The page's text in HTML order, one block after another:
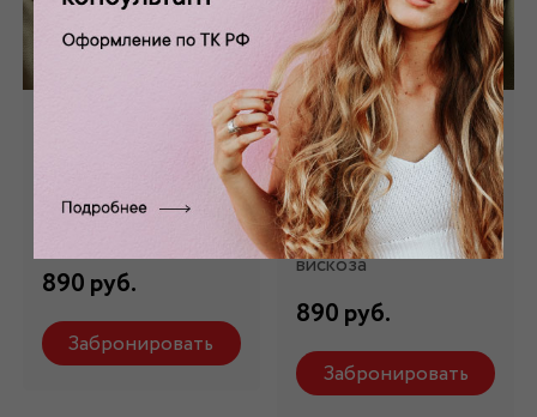
бежевая ПД-010/6
Состав: 100 %
890 руб.
Забронировать
Подкладочная
желто-зеленая
ПД-010/7
Состав: 100 %
вискоза
890 руб.
Забронировать